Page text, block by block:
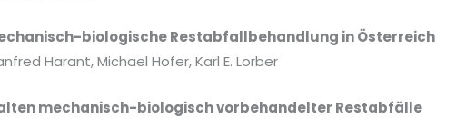
biologische Restabfallbehandlung in Österreich
Harant, Michael Hofer, Karl E. Lorber
mechanisch-biologisch vorbehandelter Restabfälle